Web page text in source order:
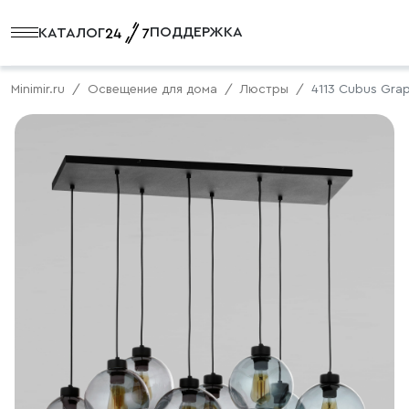
КАТАЛОГ ПОДДЕРЖКА
Minimir.ru Освещение для дома Люстры 4113 Cubus